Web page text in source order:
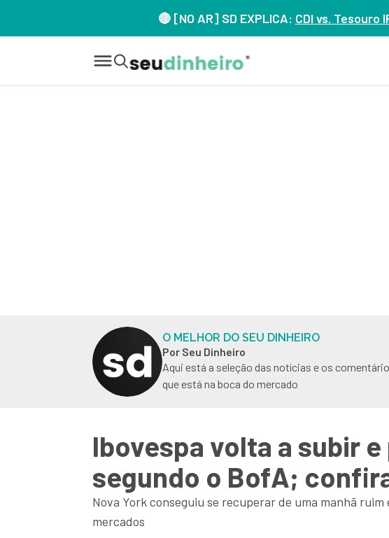
🔴 [NO AR] SD EXPLICA: CDI vs. Tesouro
O MELHOR DO SEU DINHEIRO
Por Seu Dinheiro
Aqui está a seleção das notícias e os
que está na boca do mercado
Ibovespa volta a subir
segundo o BofA;
Nova York conseguiu se recuperar de uma manhã
mercados